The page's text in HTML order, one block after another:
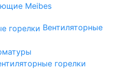
Meibes
Вентиляторные
горелки